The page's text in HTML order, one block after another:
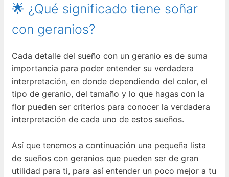
🌟 ¿Qué significado tiene soñar
con geranios?
Cada detalle del sueño con un geranio es de suma
importancia para poder entender su verdadera
interpretación, en donde dependiendo del color, el
tipo de geranio, del tamaño y lo que hagas con la
flor pueden ser criterios para conocer la verdadera
interpretación de cada uno de estos sueños.
Así que tenemos a continuación una pequeña lista
de sueños con geranios que pueden ser de gran
utilidad para ti, para así entender un poco mejor a tu